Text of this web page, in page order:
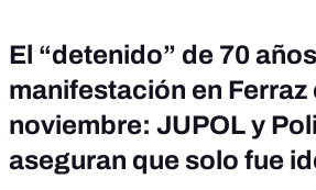
El “detenido” de 70
manifestación en Ferraz
noviembre: JUPOL y
aseguran que solo fue